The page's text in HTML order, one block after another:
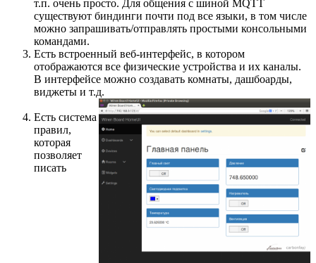
т.п. очень просто. Для общения с шиной MQTT
существуют биндинги почти под все языки, в том числе
можно запрашивать/отправлять простыми консольными
командами.
Есть встроенный веб-интерфейс, в котором
отображаются все физические устройства и их каналы.
В интерфейсе можно создавать комнаты, дашбоарды,
виджеты и т.д.
Есть система
правил,
которая
позволяет
писать